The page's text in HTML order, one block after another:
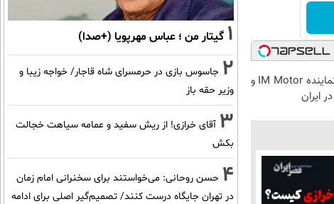
نیکاموتور نماینده IM Motor و
1 گیتار من ؛ عباس مهرپویا (+صدا)
2 جاسوس بازی در حرمسرای شاه قاجار/ خواجه زیبا و
وزیر حقه باز
3 آقای خرازی! از ریش سفید و عمامه سیاهت خجالت
بکش
4 حسن روحانی: می‌خواستند برای سخنرانی امام زمان
در تهران جایگاه درست کنند/ تصمیم‌گیر اصلی برای ادامه